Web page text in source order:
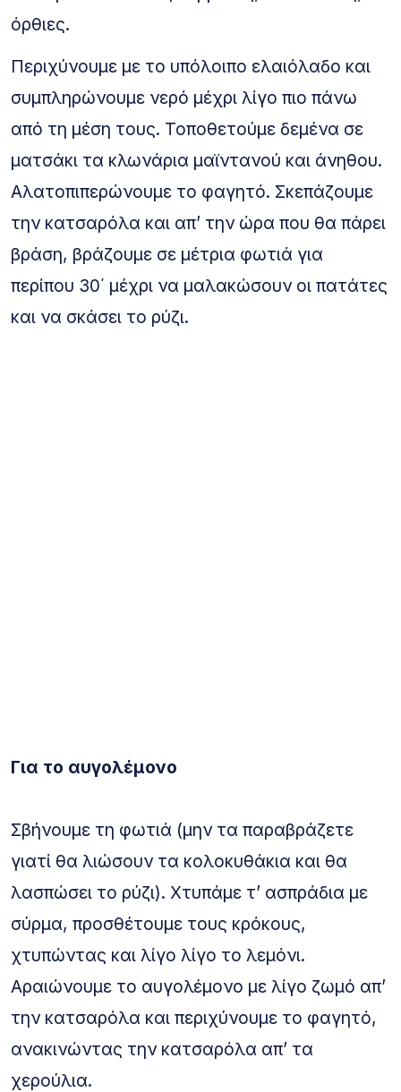
όρθιες.
Περιχύνουμε με το υπόλοιπο ελαιόλαδο και
συμπληρώνουμε νερό μέχρι λίγο πιο πάνω
από τη μέση τους. Τοποθετούμε δεμένα σε
ματσάκι τα κλωνάρια μαϊντανού και άνηθου.
Αλατοπιπερώνουμε το φαγητό. Σκεπάζουμε
την κατσαρόλα και απ’ την ώρα που θα πάρει
βράση, βράζουμε σε μέτρια φωτιά για
περίπου 30΄ μέχρι να μαλακώσουν οι πατάτες
και να σκάσει το ρύζι.
Για το αυγολέμονο
Σβήνουμε τη φωτιά (μην τα παραβράζετε
γιατί θα λιώσουν τα κολοκυθάκια και θα
λασπώσει το ρύζι). Χτυπάμε τ’ ασπράδια με
σύρμα, προσθέτουμε τους κρόκους,
χτυπώντας και λίγο λίγο το λεμόνι.
Αραιώνουμε το αυγολέμονο με λίγο ζωμό απ’
την κατσαρόλα και περιχύνουμε το φαγητό,
ανακινώντας την κατσαρόλα απ’ τα
χερούλια.